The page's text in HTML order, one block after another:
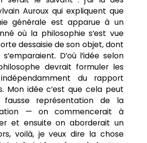
Auroux qui expliquent que
générale est apparue à un
où la philosophie s’est vue
dessaisie de son objet, dont
D’où l’idée selon
devrait formuler les
du rapport
Mon idée c’est que cela peut
fausse représentation de la
— on commencerait à
et ensuite on aborderait un
voilà, je veux dire la chose